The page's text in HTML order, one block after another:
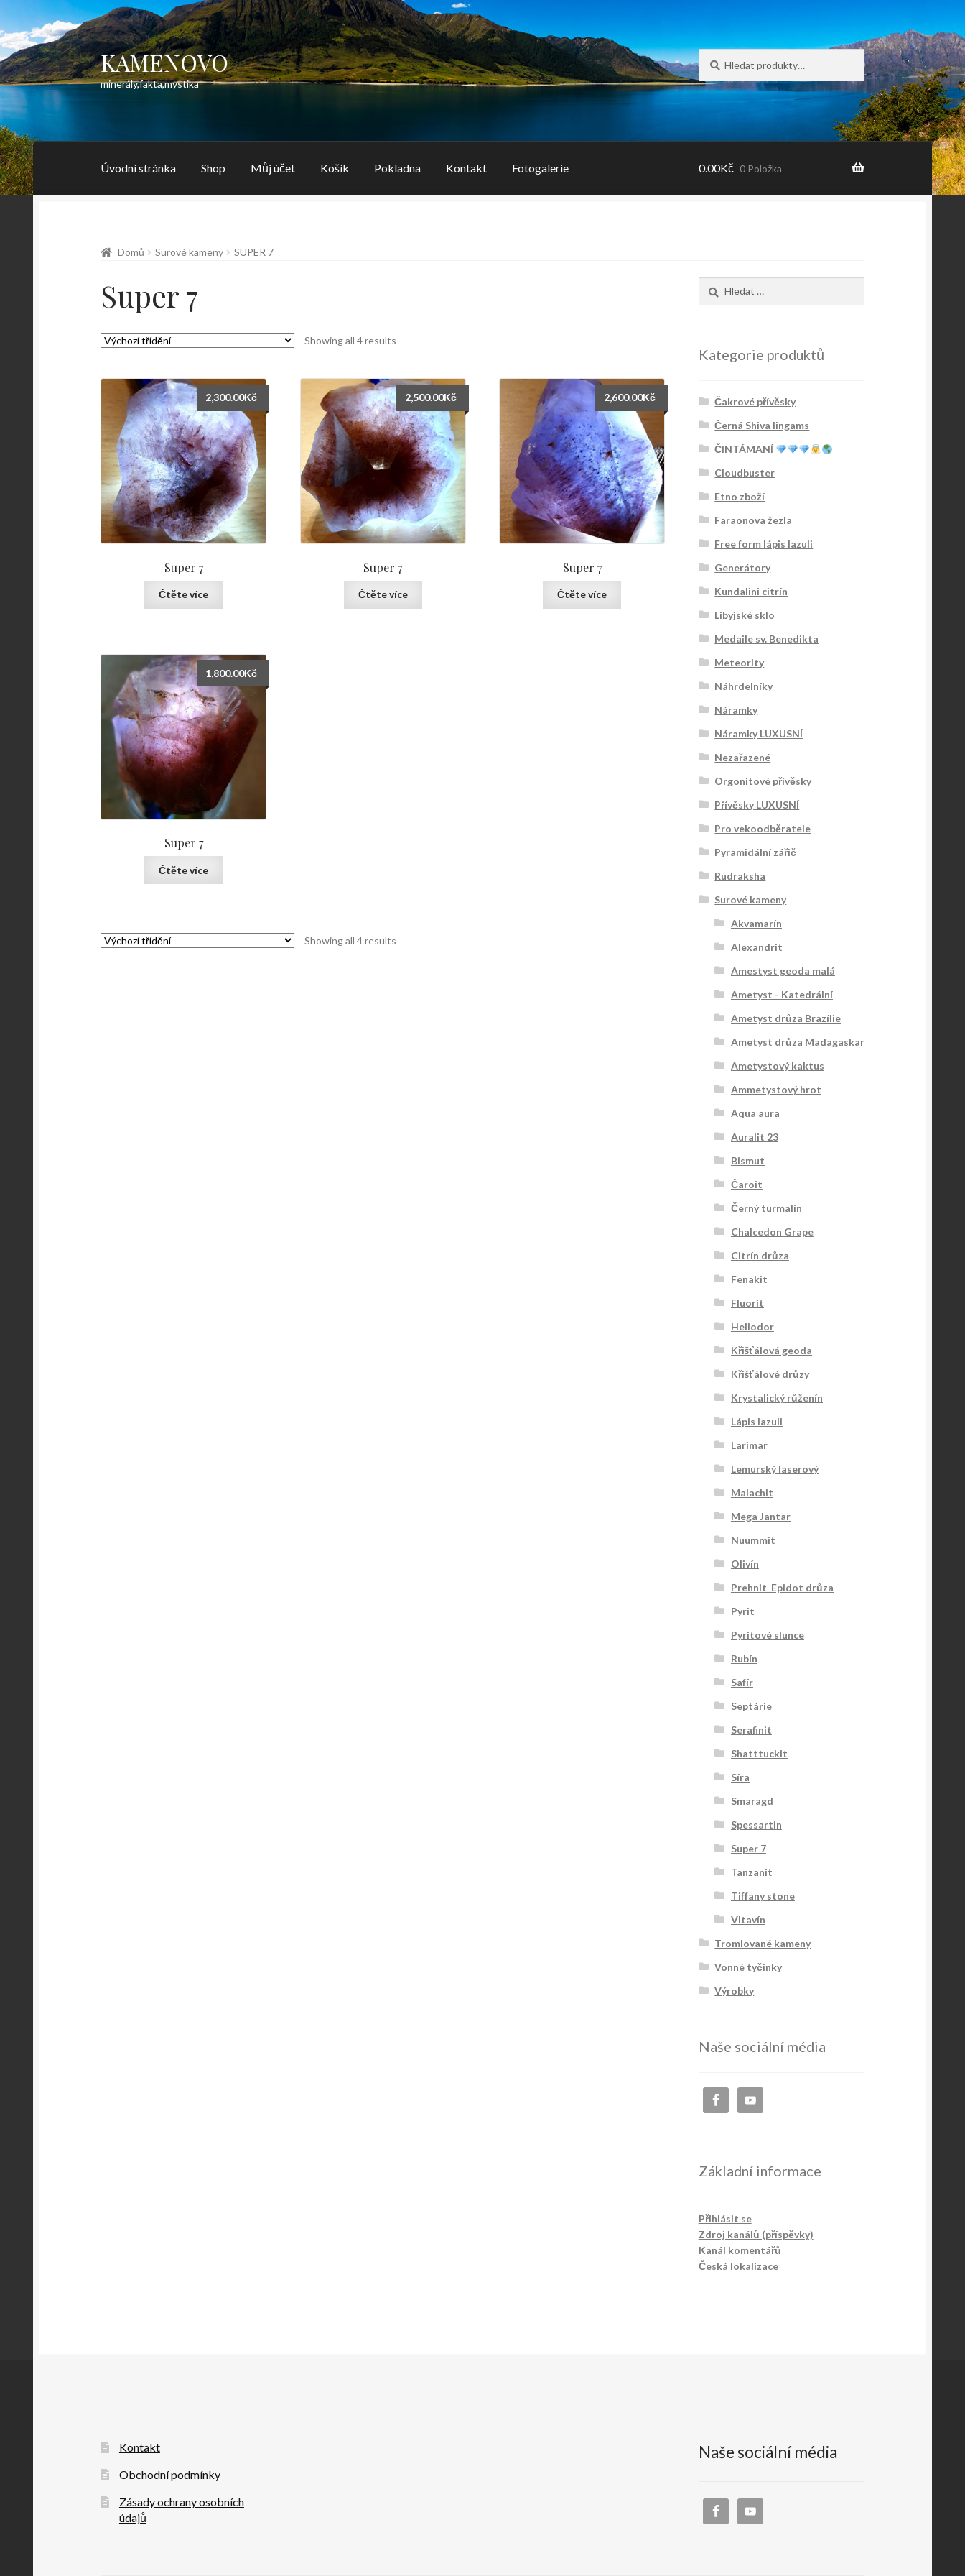
Přeskočit
na
navigaci
Přejít
k
obsahu
KAMENOVO
minerály,fakta,mystika
Hledat:
Hledat
Úvodní stránka Shop Můj účet Košík Pokladna Kontakt Fotogalerie 0.00Kč 0 Položka
Domů Surové kameny SUPER 7
Super 7
Showing all 4 results
Super 7
2,300.00Kč
Čtěte více
Super 7
2,500.00Kč
Čtěte více
Super 7
2,600.00Kč
Čtěte více
Super 7
1,800.00Kč
Čtěte více
Showing all 4 results
Kategorie produktů
Čakrové přívěsky
Černá Shiva lingams
ČINTÁMANÍ
Cloudbuster
Etno zboží
Faraonova žezla
Free form lápis lazuli
Generátory
Kundalini citrín
Libyjské sklo
Medaile sv. Benedikta
Meteority
Náhrdelníky
Náramky
Náramky LUXUSNÍ
Nezařazené
Orgonitové přívěsky
Přívěsky LUXUSNÍ
Pro vekoodběratele
Pyramidální zářič
Rudraksha
Surové kameny
Akvamarín
Alexandrit
Amestyst geoda malá
Ametyst - Katedrální
Ametyst drůza Brazílie
Ametyst drůza Madagaskar
Ametystový kaktus
Ammetystový hrot
Aqua aura
Auralit 23
Bismut
Čaroit
Černý turmalín
Chalcedon Grape
Citrín drůza
Fenakit
Fluorit
Heliodor
Křišťálová geoda
Křišťálové drůzy
Krystalický růženín
Lápis lazuli
Larimar
Lemurský laserový
Malachit
Mega Jantar
Nuummit
Olivín
Prehnit_Epidot drůza
Pyrit
Pyritové slunce
Rubín
Safír
Septárie
Serafinit
Shatttuckit
Síra
Smaragd
Spessartin
Super 7
Tanzanit
Tiffany stone
Vltavín
Tromlované kameny
Vonné tyčinky
Výrobky
Naše sociální média
Základní informace
Přihlásit se
Zdroj kanálů (příspěvky)
Kanál komentářů
Česká lokalizace
Kontakt
Obchodní podmínky
Zásady ochrany osobních
údajů
Naše sociální média